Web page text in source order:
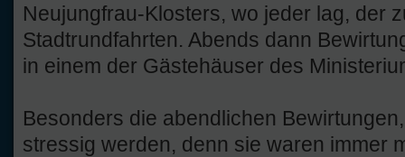
Neujungfrau-Klosters, wo jeder lag, der
Stadtrundfahrten. Abends dann
in einem der Gästehäuser des
Besonders die abendlichen
stressig werden, denn sie waren immer